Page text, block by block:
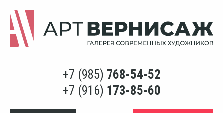
+7 (985) 768-54-52
+7 (916) 173-85-60